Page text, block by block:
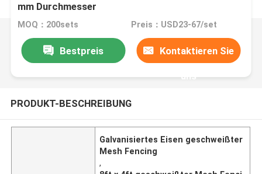
mm Durchmesser
MOQ：200sets Preis：USD23-67/set
Bestpreis Kontaktieren Sie
uns
PRODUKT-BESCHREIBUNG
Galvanisiertes Eisen geschweißter
Mesh Fencing
,